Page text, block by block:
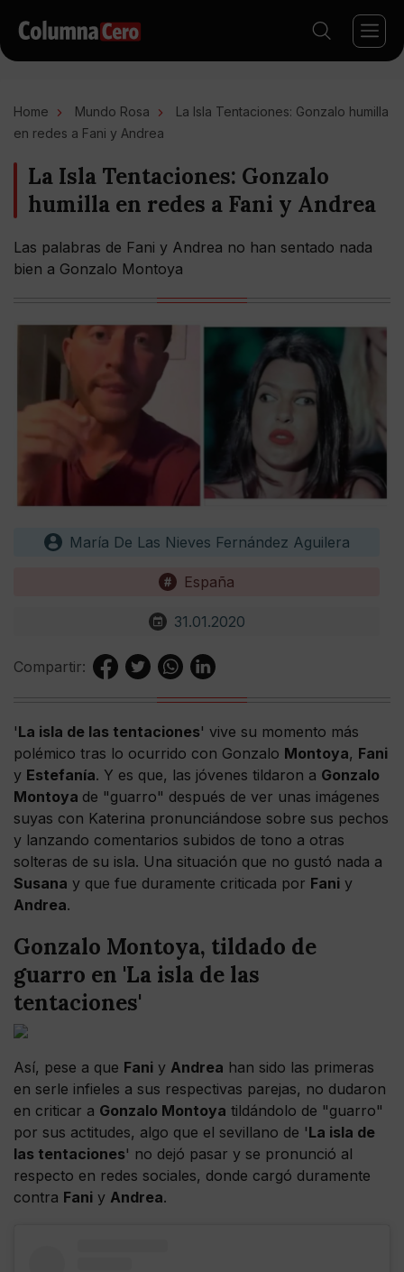
Home Mundo Rosa
La Isla Tentaciones: Gonzalo humilla
en redes a Fani y Andrea
La Isla Tentaciones: Gonzalo
humilla en redes a Fani y Andrea
Las palabras de Fani y Andrea no han sentado nada
bien a Gonzalo Montoya
María De Las Nieves Fernández Aguilera
España
31.01.2020
Compartir:
'La isla de las tentaciones' vive su momento más
polémico tras lo ocurrido con Gonzalo Montoya, Fani
y Estefanía. Y es que, las jóvenes tildaron a Gonzalo
Montoya de "guarro" después de ver unas imágenes
suyas con Katerina pronunciándose sobre sus pechos
y lanzando comentarios subidos de tono a otras
solteras de su isla. Una situación que no gustó nada a
Susana y que fue duramente criticada por Fani y
Andrea.
Gonzalo Montoya, tildado de
guarro en 'La isla de las
tentaciones'
Así, pese a que Fani y Andrea han sido las primeras
en serle infieles a sus respectivas parejas, no dudaron
en criticar a Gonzalo Montoya tildándolo de "guarro"
por sus actitudes, algo que el sevillano de 'La isla de
las tentaciones' no dejó pasar y se pronunció al
respecto en redes sociales, donde cargó duramente
contra Fani y Andrea.